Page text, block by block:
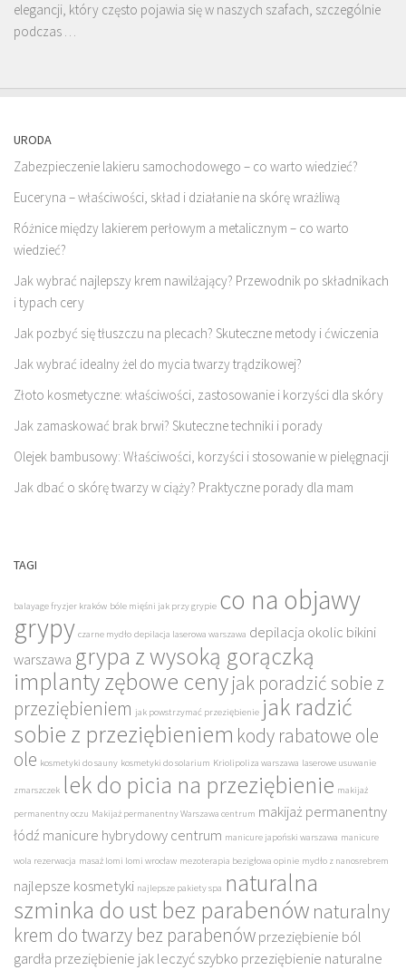
elegancji, który często pojawia się w naszych szafach, szczególnie
podczas …
URODA
Zabezpieczenie lakieru samochodowego – co warto wiedzieć?
Euceryna – właściwości, skład i działanie na skórę wrażliwą
Różnice między lakierem perłowym a metalicznym – co warto
wiedzieć?
Jak wybrać najlepszy krem nawilżający? Przewodnik po składnikach
i typach cery
Jak pozbyć się tłuszczu na plecach? Skuteczne metody i ćwiczenia
Jak wybrać idealny żel do mycia twarzy trądzikowej?
Złoto kosmetyczne: właściwości, zastosowanie i korzyści dla skóry
Jak zamaskować brak brwi? Skuteczne techniki i porady
Olejek bambusowy: Właściwości, korzyści i stosowanie w pielęgnacji
Jak dbać o skórę twarzy w ciąży? Praktyczne porady dla mam
TAGI
balayage fryzjer kraków bóle mięśni jak przy grypie co na objawy
grypy czarne mydło depilacja laserowa warszawa depilacja okolic bikini
warszawa grypa z wysoką gorączką
implanty zębowe cenyjak poradzić sobie z
przeziębieniem jak powstrzymać przeziębienie jak radzić
sobie z przeziębieniem kody rabatowe ole
ole kosmetyki do sauny kosmetyki do solarium Kriolipoliza warszawa laserowe usuwanie
zmarszczek lek do picia na przeziębienie makijaż
permanentny oczu Makijaż permanentny Warszawa centrum makijaż permanentny
łódź manicure hybrydowy centrum manicure japoński warszawa manicure
wola rezerwacja masaż lomi lomi wrocław mezoterapia bezigłowa opinie mydło z nanosrebrem
najlepsze kosmetyki najlepsze pakiety spa naturalna
szminka do ust bez parabenów naturalny
krem do twarzy bez parabenówprzeziębienie ból
gardła przeziębienie jak leczyć szybko przeziębienie naturalne